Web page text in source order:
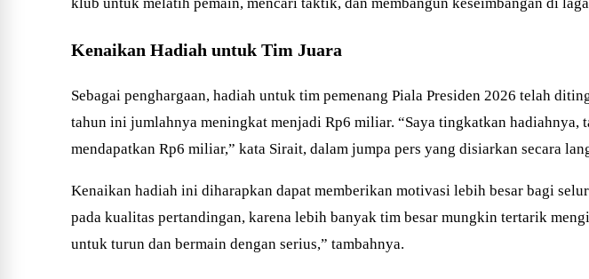
Kenaikan Hadiah untuk Tim Juara
Sebagai penghargaan, hadiah untuk tim pemenang Piala Presiden 2026 telah
tahun ini jumlahnya meningkat menjadi Rp6 miliar. “Saya tingkatkan
mendapatkan Rp6 miliar,” kata Sirait, dalam jumpa pers yang disiarkan secara
Kenaikan hadiah ini diharapkan dapat memberikan motivasi lebih besar bagi
pada kualitas pertandingan, karena lebih banyak tim besar mungkin tertarik
untuk turun dan bermain dengan serius,” tambahnya.